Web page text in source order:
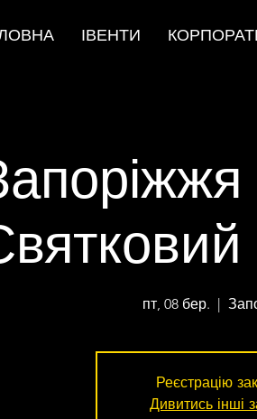
ІВЕНТИ
пт, 08 бер.
  |
Реєстрацію
Дивитись інші